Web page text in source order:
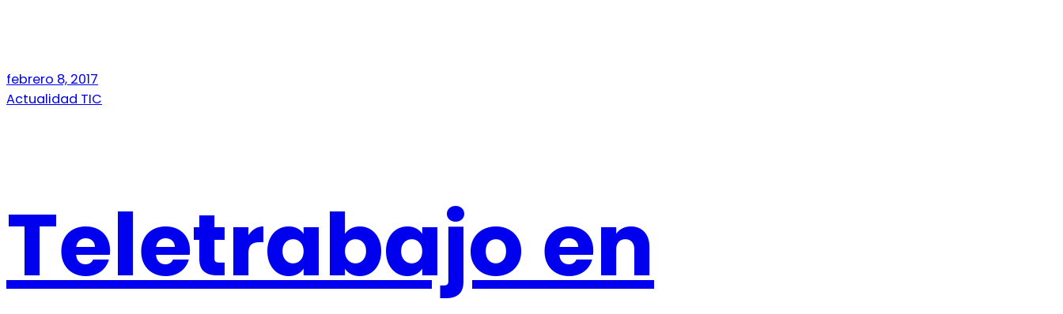
febrero 8, 2017
Actualidad TIC
Teletrabajo en